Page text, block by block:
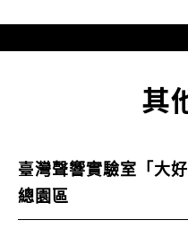
其
臺灣聲響實驗室「大
總園區